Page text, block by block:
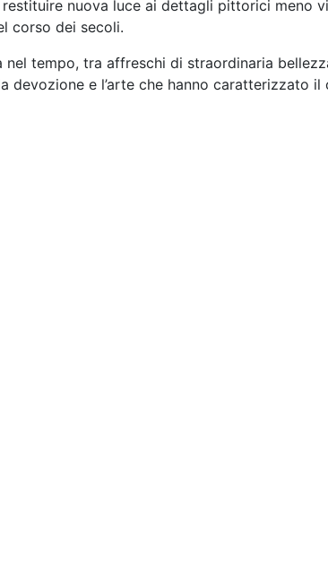
nuova luce ai dettagli pittorici meno
corso dei secoli.
tempo, tra affreschi di straordinaria
e l’arte che hanno caratterizzato il
unico